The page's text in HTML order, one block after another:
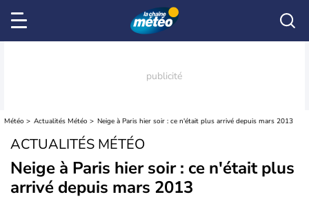
Météo Actualités Météo Neige à Paris hier soir : ce n'était plus arrivé depuis mars 2013
ACTUALITÉS MÉTÉO
Neige à Paris hier soir : ce n'était plus
arrivé depuis mars 2013